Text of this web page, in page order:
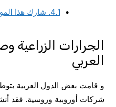
4.1. شارك هذا
الجرارات الزراعية
العربي
و قامت بعض الدول العربية
شركات أوروبية وروسية. فقد